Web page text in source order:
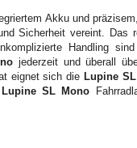
Akku und
Sicherheit vereint. Das
Handling
jederzeit und überall
eignet sich die Lupine
Lupine SL Mono